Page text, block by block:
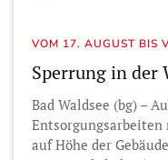
VOM 17. AUGUST BIS
Sperrung in der
Bad Waldsee (bg) –
Entsorgungsarbeiten
auf Höhe der